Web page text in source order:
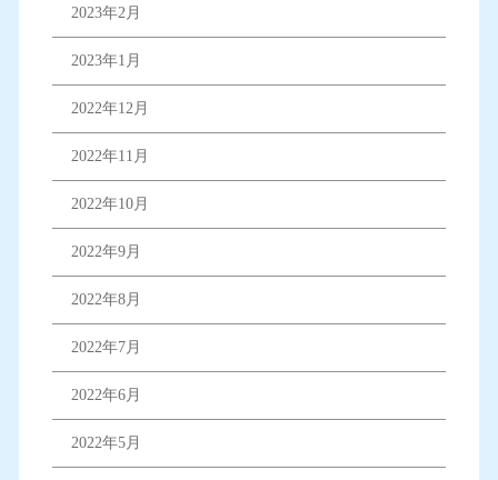
2023年2月
2023年1月
2022年12月
2022年11月
2022年10月
2022年9月
2022年8月
2022年7月
2022年6月
2022年5月